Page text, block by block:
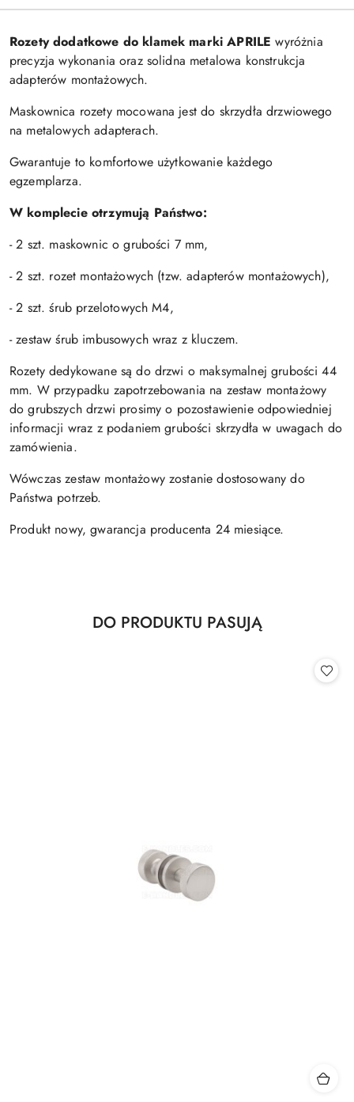
Rozety dodatkowe do klamek marki APRILE wyróżnia
precyzja wykonania oraz solidna metalowa konstrukcja
adapterów montażowych.
Maskownica rozety mocowana jest do skrzydła drzwiowego
na metalowych adapterach.
Gwarantuje to komfortowe użytkowanie każdego
egzemplarza.
W komplecie otrzymują Państwo:
- 2 szt. maskownic o grubości 7 mm,
- 2 szt. rozet montażowych (tzw. adapterów montażowych),
- 2 szt. śrub przelotowych M4,
- zestaw śrub imbusowych wraz z kluczem.
Rozety dedykowane są do drzwi o maksymalnej grubości 44
mm. W przypadku zapotrzebowania na zestaw montażowy
do grubszych drzwi prosimy o pozostawienie odpowiedniej
informacji wraz z podaniem grubości skrzydła w uwagach do
zamówienia.
Wówczas zestaw montażowy zostanie dostosowany do
Państwa potrzeb.
Produkt nowy, gwarancja producenta 24 miesiące.
Pomiń karuzelę produktów
Produkty
DO PRODUKTU PASUJĄ